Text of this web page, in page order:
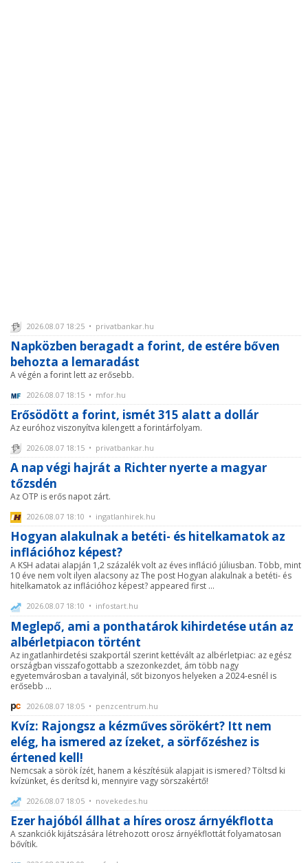
2026.08.07 18:25 • privatbankar.hu
Napközben beragadt a forint, de estére bőven
behozta a lemaradást
A végén a forint lett az erősebb.
2026.08.07 18:15 • mfor.hu
Erősödött a forint, ismét 315 alatt a dollár
Az euróhoz viszonyítva kilengett a forintárfolyam.
2026.08.07 18:15 • privatbankar.hu
A nap végi hajrát a Richter nyerte a magyar
tőzsdén
Az OTP is erős napot zárt.
2026.08.07 18:10 • ingatlanhirek.hu
Hogyan alakulnak a betéti- és hitelkamatok az
inflációhoz képest?
A KSH adatai alapján 1,2 százalék volt az éves infláció júliusban. Több, mint
10 éve nem volt ilyen alacsony az The post Hogyan alakulnak a betéti- és
hitelkamatok az inflációhoz képest? appeared first ...
2026.08.07 18:10 • infostart.hu
Meglepő, ami a ponthatárok kihirdetése után az
albérletpiacon történt
Az ingatlanhirdetési szakportál szerint kettévált az albérletpiac: az egész
országban visszafogottabb a szezonkezdet, ám több nagy
egyetemvárosban a tavalyinál, sőt bizonyos helyeken a 2024-esnél is
erősebb ...
2026.08.07 18:05 • penzcentrum.hu
Kvíz: Rajongsz a kézműves sörökért? Itt nem
elég, ha ismered az ízeket, a sörfőzéshez is
értened kell!
Nemcsak a sörök ízét, hanem a készítésük alapjait is ismered? Töltsd ki
kvízünket, és derítsd ki, mennyire vagy sörszakértő!
2026.08.07 18:05 • novekedes.hu
Ezer hajóból állhat a híres orosz árnyékflotta
A szankciók kijátszására létrehozott orosz árnyékflottát folyamatosan
bővítik.